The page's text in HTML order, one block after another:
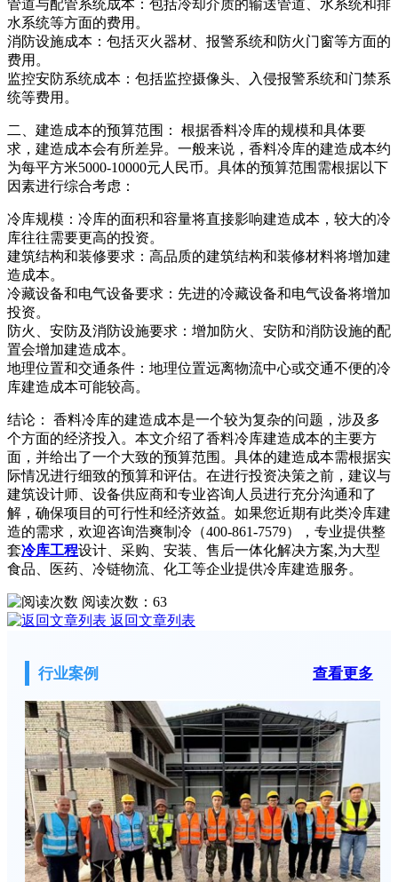
管道与配管系统成本：包括冷却介质的输送管道、水系统和排
水系统等方面的费用。
消防设施成本：包括灭火器材、报警系统和防火门窗等方面的
费用。
监控安防系统成本：包括监控摄像头、入侵报警系统和门禁系
统等费用。
二、建造成本的预算范围： 根据香料冷库的规模和具体要
求，建造成本会有所差异。一般来说，香料冷库的建造成本约
为每平方米5000-10000元人民币。具体的预算范围需根据以下
因素进行综合考虑：
冷库规模：冷库的面积和容量将直接影响建造成本，较大的冷
库往往需要更高的投资。
建筑结构和装修要求：高品质的建筑结构和装修材料将增加建
造成本。
冷藏设备和电气设备要求：先进的冷藏设备和电气设备将增加
投资。
防火、安防及消防设施要求：增加防火、安防和消防设施的配
置会增加建造成本。
地理位置和交通条件：地理位置远离物流中心或交通不便的冷
库建造成本可能较高。
结论： 香料冷库的建造成本是一个较为复杂的问题，涉及多
个方面的经济投入。本文介绍了香料冷库建造成本的主要方
面，并给出了一个大致的预算范围。具体的建造成本需根据实
际情况进行细致的预算和评估。在进行投资决策之前，建议与
建筑设计师、设备供应商和专业咨询人员进行充分沟通和了
解，确保项目的可行性和经济效益。如果您近期有此类冷库建
造的需求，欢迎咨询浩爽制冷（400-861-7579），专业提供整
套冷库工程设计、采购、安装、售后一体化解决方案,为大型
食品、医药、冷链物流、化工等企业提供冷库建造服务。
阅读次数： 63
返回文章列表
行业案例 查看更多